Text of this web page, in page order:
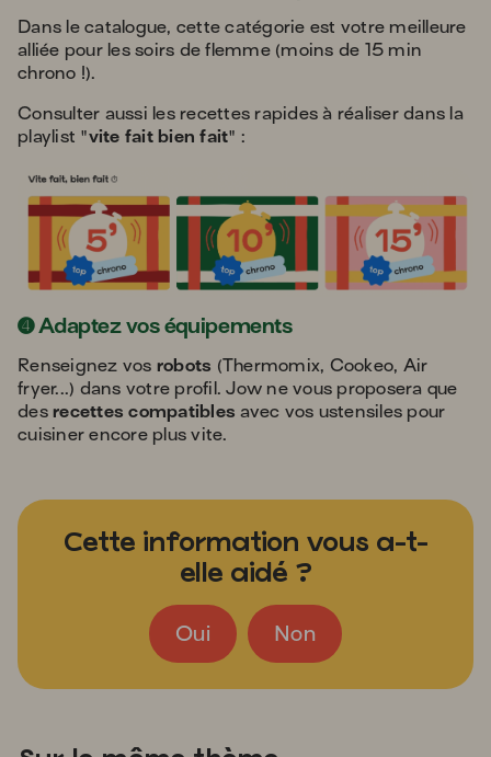
Dans le catalogue, cette catégorie est votre meilleure
alliée pour les soirs de flemme (moins de 15 min
chrono !).
Consulter aussi les recettes rapides à réaliser dans la
playlist "vite fait bien fait" :
➍Adaptez vos équipements
Renseignez vos robots (Thermomix, Cookeo, Air
fryer...) dans votre profil. Jow ne vous proposera que
desrecettes compatibles avec vos ustensiles pour
cuisiner encore plus vite.
Cette information vous a-t-
elle aidé ?
Oui Non